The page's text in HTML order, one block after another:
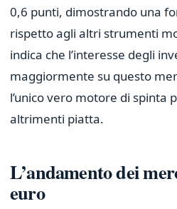
0,6 punti, dimostrando una
rispetto agli altri strumenti
indica che l’interesse degli
maggiormente su questo
l’unico vero motore di spinta
altrimenti piatta.
L’andamento dei
euro